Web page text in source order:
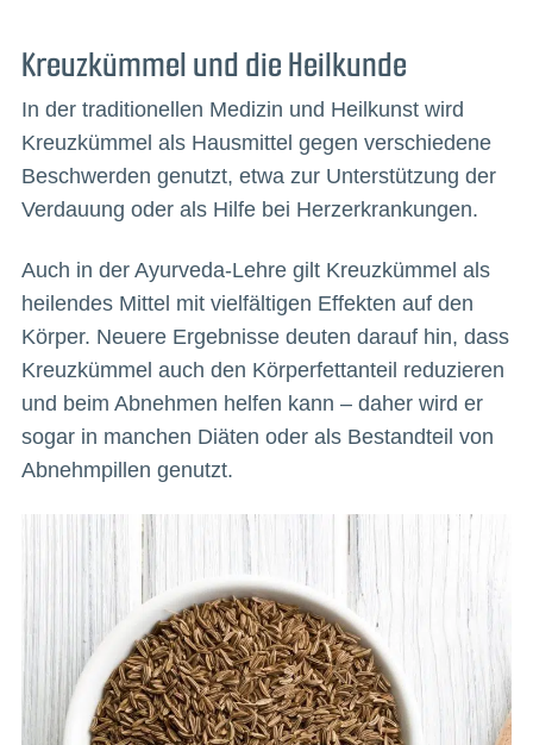
Kreuzkümmel und die Heilkunde
In der traditionellen Medizin und Heilkunst wird
Kreuzkümmel als Hausmittel gegen verschiedene
Beschwerden genutzt, etwa zur Unterstützung der
Verdauung oder als Hilfe bei Herzerkrankungen.
Auch in der Ayurveda-Lehre gilt Kreuzkümmel als
heilendes Mittel mit vielfältigen Effekten auf den
Körper. Neuere Ergebnisse deuten darauf hin, dass
Kreuzkümmel auch den Körperfettanteil reduzieren
und beim Abnehmen helfen kann – daher wird er
sogar in manchen Diäten oder als Bestandteil von
Abnehmpillen genutzt.